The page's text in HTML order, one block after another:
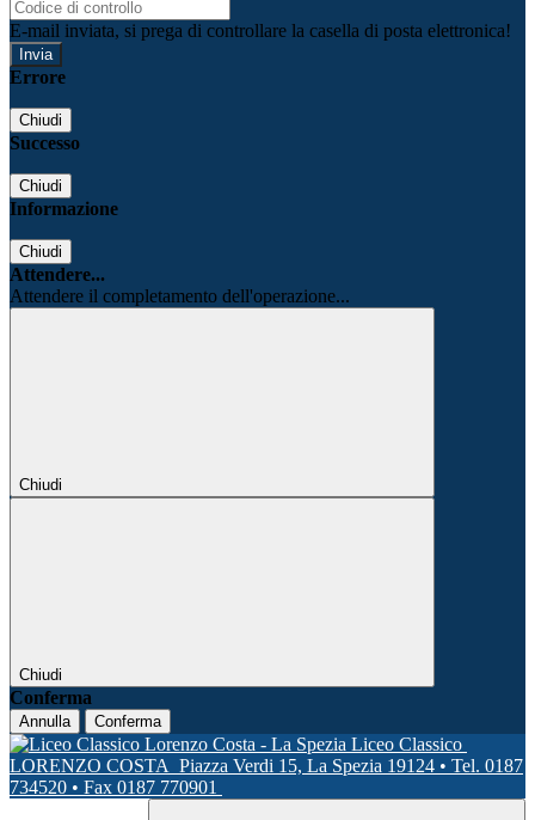
E-mail inviata, si prega di controllare la casella di posta elettronica!
Errore
Chiudi
Successo
Chiudi
Informazione
Chiudi
Attendere...
Attendere il completamento dell'operazione...
Chiudi
Chiudi
Conferma
Annulla Conferma
Liceo Classico
LORENZO COSTA Piazza Verdi 15, La Spezia 19124 • Tel. 0187
734520 • Fax 0187 770901